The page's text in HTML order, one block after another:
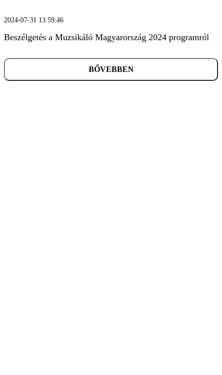
2024-07-31 13:59:46
Beszélgetés a Muzsikáló Magyarország 2024 programról
BŐVEBBEN